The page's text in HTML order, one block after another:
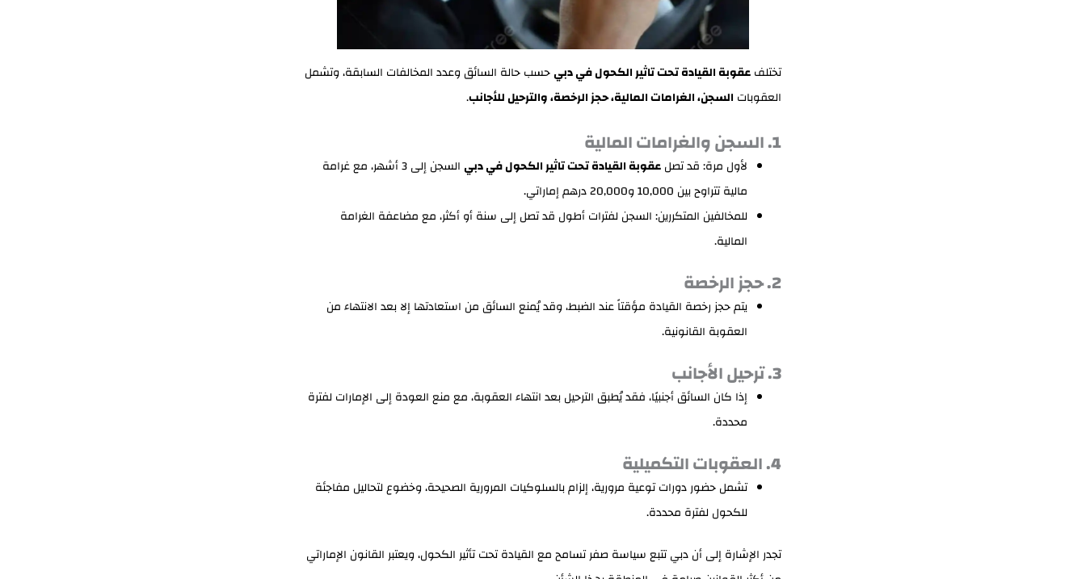
تختلفعقوبة القيادة تحت تاثير الكحول في دبيحسب حالة السائق وعدد المخالفات السابقة، وتشمل
العقوبات السجن، الغرامات المالية، حجز الرخصة، والترحيل للأجانب.
1. السجن والغرامات المالية
لأول مرة: قد تصلعقوبة القيادة تحت تاثير الكحول في دبي
السجن إلى 3 أشهر، مع غرامة
مالية تتراوح بين 10,000 و20,000 درهم إماراتي.
للمخالفين المتكررين: السجن لفترات أطول قد تصل إلى سنة أو أكثر، مع مضاعفة الغرامة
المالية.
2. حجز الرخصة
يتم حجز رخصة القيادة مؤقتاً عند الضبط، وقد يُمنع السائق من استعادتها إلا بعد الانتهاء من
العقوبة القانونية.
3. ترحيل الأجانب
إذا كان السائق أجنبيًا، فقد يُطبق الترحيل بعد انتهاء العقوبة، مع منع العودة إلى الإمارات لفترة
محددة.
4. العقوبات التكميلية
تشمل حضور دورات توعية مرورية، إلزام بالسلوكيات المرورية الصحيحة، وخضوع لتحاليل مفاجئة
للكحول لفترة محددة.
تجدر الإشارة إلى أن دبي تتبع سياسة صفر تسامح مع القيادة تحت تأثير الكحول، ويعتبر القانون الإماراتي